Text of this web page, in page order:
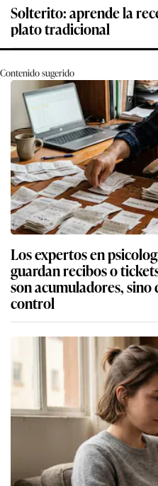
Solterito: aprende la
plato tradicional
Contenido sugerido
Los expertos en
guardan recibos o
son acumuladores, sino
control